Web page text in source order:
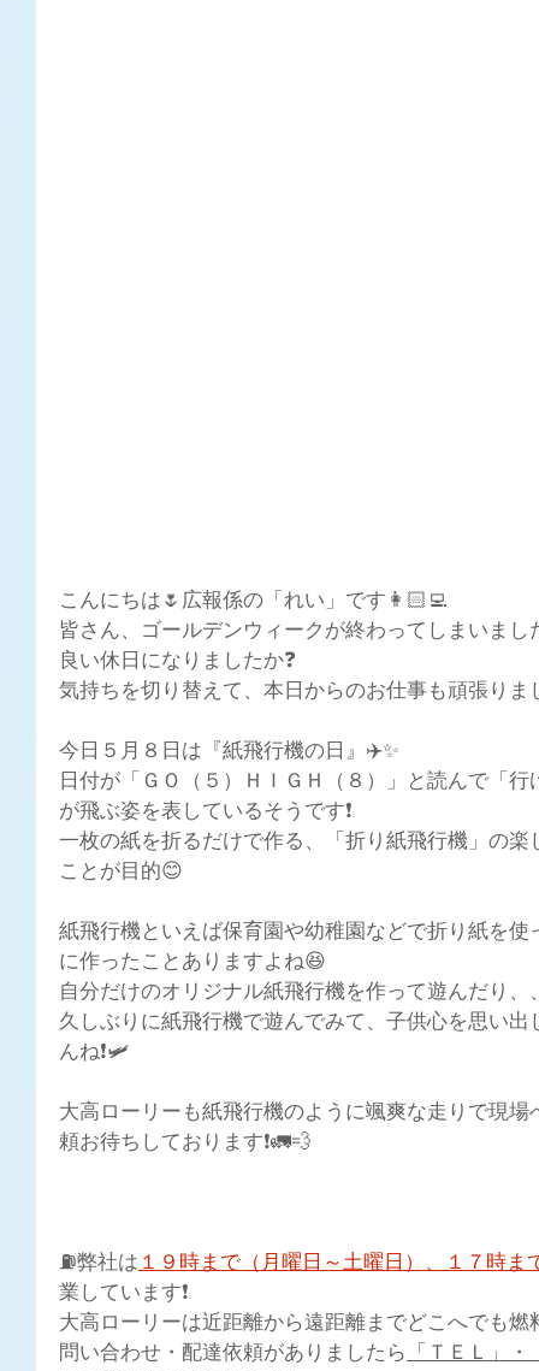
こんにちは🌷広報係の「れい」です👩🏻‍💻
皆さん、ゴールデンウィークが終わってしまいまし
良い休日になりましたか❓
気持ちを切り替えて、本日からのお仕事も頑張りま
今日５月８日は『紙飛行機の日』✈️✨
日付が「ＧＯ（５）ＨＩＧＨ（８）」と読んで「
が飛ぶ姿を表しているそうです❗
一枚の紙を折るだけで作る、「折り紙飛行機」の
ことが目的😊
紙飛行機といえば保育園や幼稚園などで折り紙を
に作ったことありますよね😆
自分だけのオリジナル紙飛行機を作って遊んだり、
久しぶりに紙飛行機で遊んでみて、子供心を思い
んね❗🛩️
大高ローリーも紙飛行機のように颯爽な走りで現
頼お待ちしております❗🚛💨
⛽弊社は１９時まで（月曜日～土曜日）、１７時ま
業しています❗
大高ローリーは近距離から遠距離までどこへでも燃
問い合わせ・配達依頼がありましたら「ＴＥＬ」・